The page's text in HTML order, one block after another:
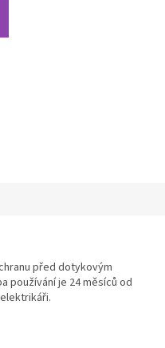
před dotykovým
používání je 24 měsíců od